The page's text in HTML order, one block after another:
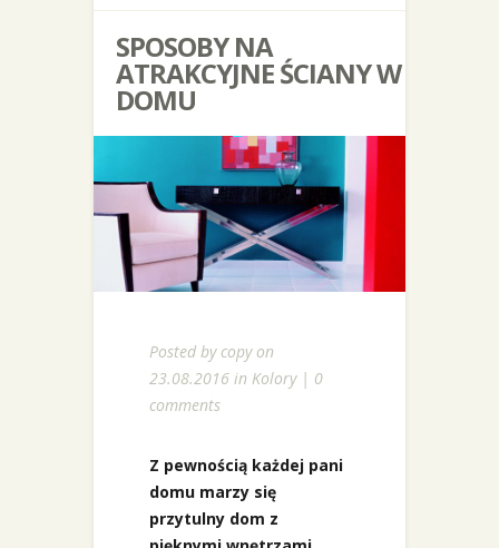
SPOSOBY NA
ATRAKCYJNE ŚCIANY W
DOMU
Posted by copyon
23.08.2016 in Kolory| 0
comments
Z pewnością każdej pani
domu marzy się
przytulny dom z